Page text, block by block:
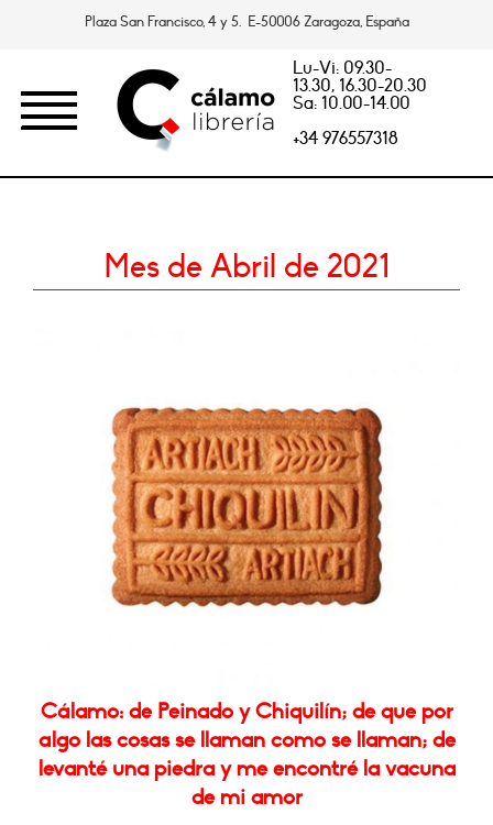
Plaza San Francisco, 4 y 5. E-50006 Zaragoza, España
Lu-Vi: 09.30-
13.30, 16.30-20.30
Sa: 10.00-14.00
+34 976557318
Mes de Abril de 2021
Cálamo: de Peinado y Chiquilín; de que por
algo las cosas se llaman como se llaman; de
levanté una piedra y me encontré la vacuna
de mi amor